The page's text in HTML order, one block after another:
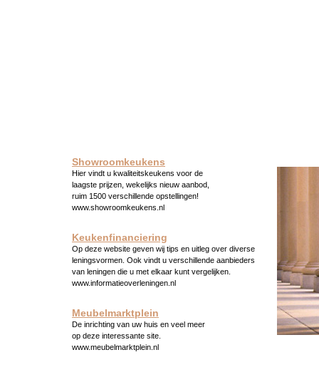
Showroomkeukens
Hier vindt u kwaliteitskeukens voor de
laagste prijzen, wekelijks nieuw aanbod,
ruim 1500 verschillende opstellingen!
www.showroomkeukens.nl
Keukenfinanciering
Op deze website geven wij tips en uitleg over diverse
leningsvormen. Ook vindt u verschillende aanbieders
van leningen die u met elkaar kunt vergelijken.
www.informatieoverleningen.nl
Meubelmarktplein
De inrichting van uw huis en veel meer
op deze interessante site.
www.meubelmarktplein.nl